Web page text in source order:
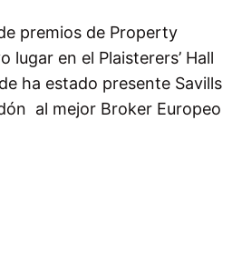
premios de Property
lugar en el Plaisterers’ Hall
ha estado presente Savills
al mejor Broker Europeo